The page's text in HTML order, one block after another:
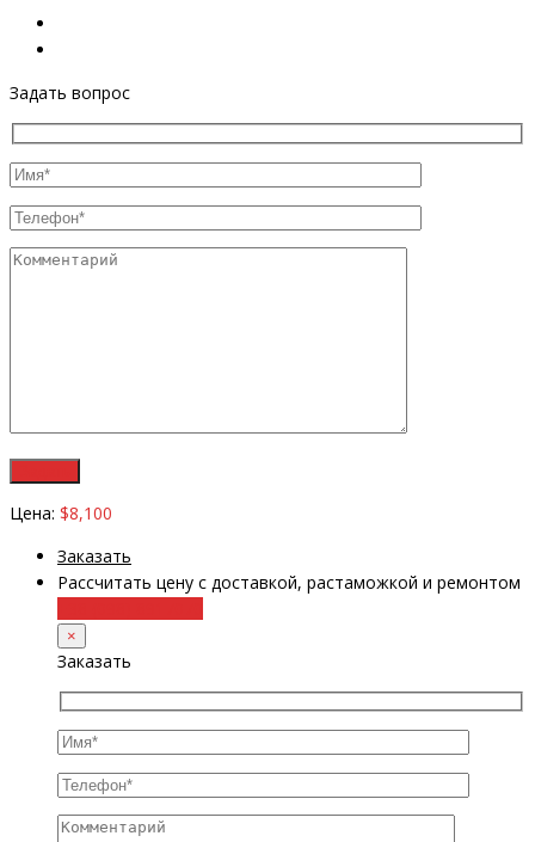
Задать вопрос
Цена: $8,100
Заказать
Рассчитать цену с доставкой, растаможкой и ремонтом
×
Заказать